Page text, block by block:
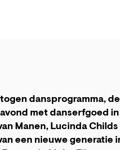
dansprogramma,
met danserfgoed
Manen, Lucinda
een nieuwe generatie